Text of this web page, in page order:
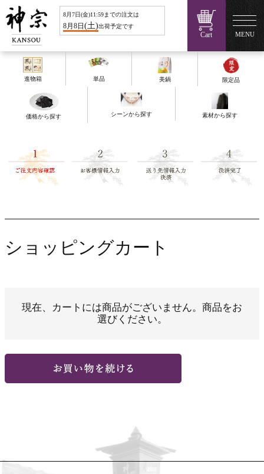
8月7日(金)11:59までの注文は
8月 8日 (土)出荷予定です
Cart MENU
進物箱 単品 美鍋 限定品
価格から探す シーンから探す 素材から探す
ショッピングカート
現在、カートには商品がございません。商品をお
選びください。